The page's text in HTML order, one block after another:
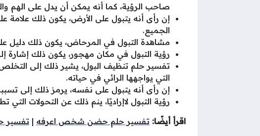
صاحب الرؤية، كما أنه يمكن أن يدل على الهم
إن رأى أنه يتبول على الأرض، يكون ذلك علامة
الجميع.
مشاهدة التبول في المرحاض، يكون ذلك دليل
رؤية التبول في مكان مهجور، يكون ذلك إشارة
تفسير حلم تنظيف البول، يشير ذلك إلى التخلص
التي يواجهها الرائي في حياته.
إن رأى أنه يتبول على نفسه، يرمز ذلك إلى
رؤية التبول لاإراديًا، ينم ذلك عن التحولات
اقرأ أيضًا: تفسير حلم حضن شخص اعرفه | تفسير